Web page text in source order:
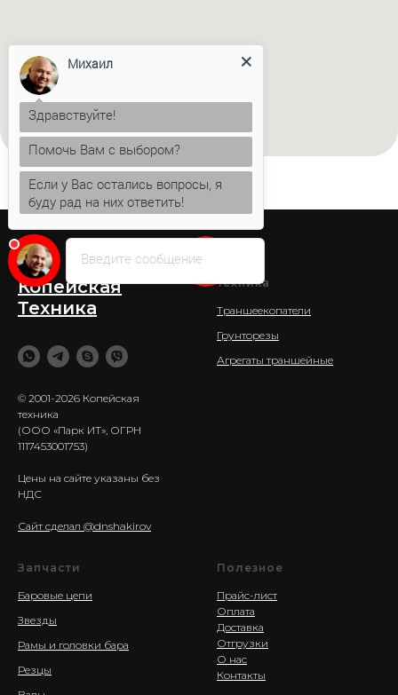
Копейская
Техника
© 2001-2026 Копейская
техника
(ООО «Парк ИТ», ОГРН
1117453001753)
Цены на сайте указаны без
НДС
Сайт сделал @dnshakirov
Техника
Траншеекопатели
Грунторезы
Агрегаты траншейные
Запчасти
Баровые цепи
Звезды
Рамы и головки бара
Резцы
Полезное
Прайс-лист
Оплата
Доставка
Отгрузки
О нас
Контакты
Введите сообщение
Михаил
Здравствуйте!
Помочь Вам с выбором?
Если у Вас остались вопросы, я
буду рад на них ответить!